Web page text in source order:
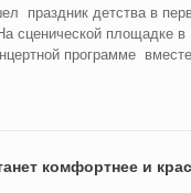
праздник детства в
сценической площадке в
программе
комфортнее и